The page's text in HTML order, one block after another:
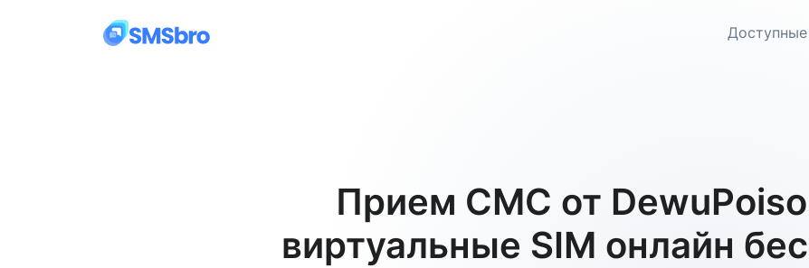
Прием СМС от
виртуальные SIM онлайн